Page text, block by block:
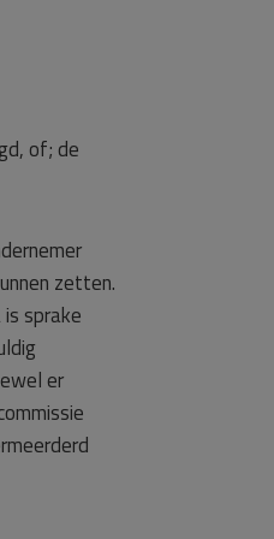
of; de
zetten.
sprake
er